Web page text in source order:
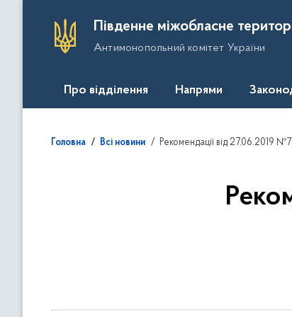
Південне міжобласне
Антимонопольний комітет України
Про відділення Напрями
Головна Всі новини Рекомендації від 27.06.2019